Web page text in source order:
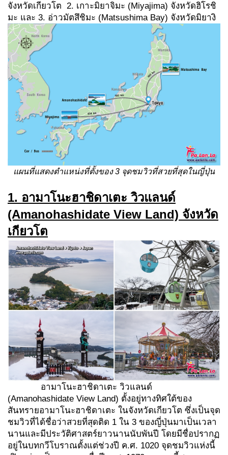
จังหวัดเกียวโต 2. เกาะมิยาจิมะ (Miyajima) จังหวัดฮิโรชิ
มะ และ 3. อ่าวมัตสึชิมะ (Matsushima Bay) จังหวัดมิยางิ
แผนที่แสดงตำแหน่งที่ตั้งของ 3 จุดชมวิวที่สวยที่สุดในญี่ปุ่น
1. อามาโนะฮาชิดาเตะ วิวแลนด์
(Amanohashidate View Land) จังหวัด
เกียวโต
อามาโนะฮาชิดาเตะ วิวแลนด์
(Amanohashidate View Land) ตั้งอยู่ทางทิศใต้ของ
สันทรายอามาโนะฮาชิดาเตะ ในจังหวัดเกียวโต ซึ่งเป็นจุด
ชมวิวที่ได้ชื่อว่าสวยที่สุดติด 1 ใน 3 ของญี่ปุ่นมาเป็นเวลา
นานและมีประวัติศาสตร์ยาวนานนับพันปี โดยมีชื่อปรากฏ
อยู่ในบทกวีโบราณตั้งแต่ช่วงปี ค.ศ. 1020 จุดชมวิวแห่งนี้